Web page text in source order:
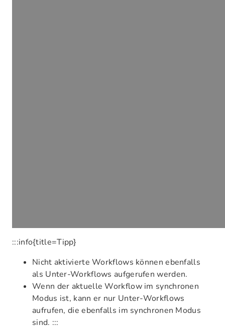
:::info{title=Tipp}
Nicht aktivierte Workflows können ebenfalls
als Unter-Workflows aufgerufen werden.
Wenn der aktuelle Workflow im synchronen
Modus ist, kann er nur Unter-Workflows
aufrufen, die ebenfalls im synchronen Modus
sind. :::